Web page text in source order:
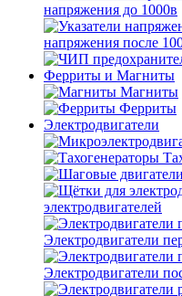
напряжения до 1000в
напряжения после
Ферриты и Магниты
Магниты
Ферриты
Электродвигатели
электродвигателей
Электродвигатели
Электродвигатели